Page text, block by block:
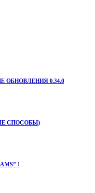
ОБНОВЛЕНИЯ 0.34.0
СПОСОБЫ)
!